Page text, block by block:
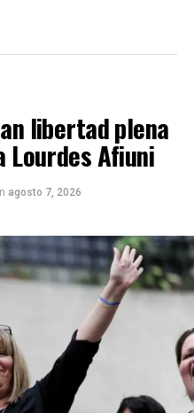
libertad plena
Lourdes Afiuni
agosto 7, 2026